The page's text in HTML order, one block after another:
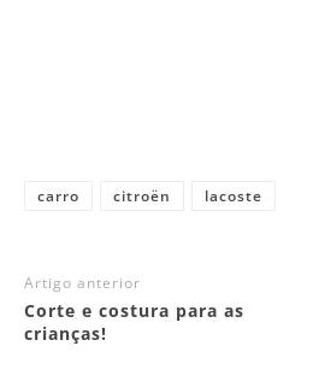
carro citroën lacoste
Artigo anterior
Corte e costura para as
crianças!